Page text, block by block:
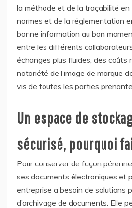
la méthode et de la traçabilité
normes et de la réglementation
bonne information au bon
entre les différents
échanges plus fluides, des coûts
notoriété de l’image de marque
vis de toutes les parties
Un espace de
sécurisé, pourquoi
Pour conserver de façon
ses documents électroniques et
entreprise a besoin de solutions
d’archivage de documents. Elle